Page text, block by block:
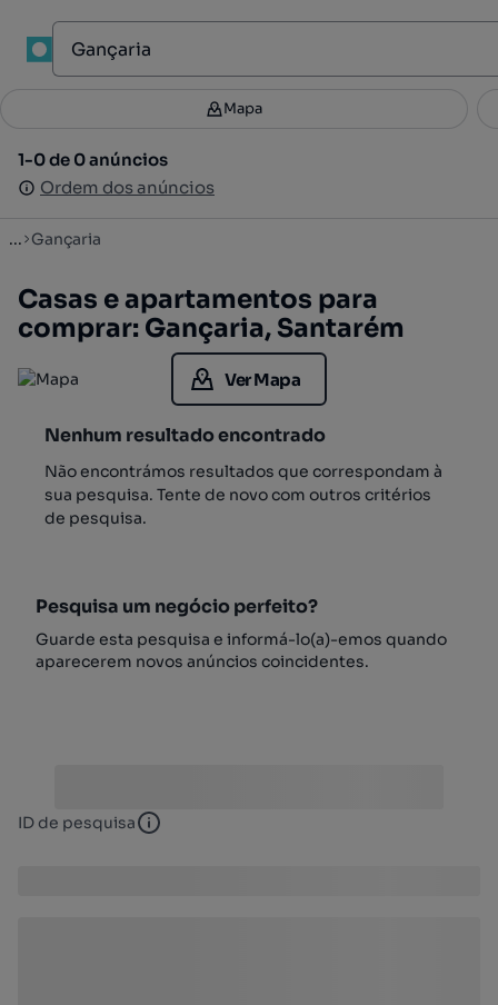
Filtros 1
1-0 de 0 anúncios
Ordem dos anúncios
Mapa
1-0 de 0 anúncios
Ordem dos anúncios
... Gançaria
Casas e apartamentos para
comprar: Gançaria, Santarém
Ver Mapa
Nenhum resultado encontrado
Não encontrámos resultados que correspondam à
sua pesquisa. Tente de novo com outros critérios
de pesquisa.
Pesquisa um negócio perfeito?
Guarde esta pesquisa e informá-lo(a)-emos quando
aparecerem novos anúncios coincidentes.
ID de pesquisa ID de pesquisa